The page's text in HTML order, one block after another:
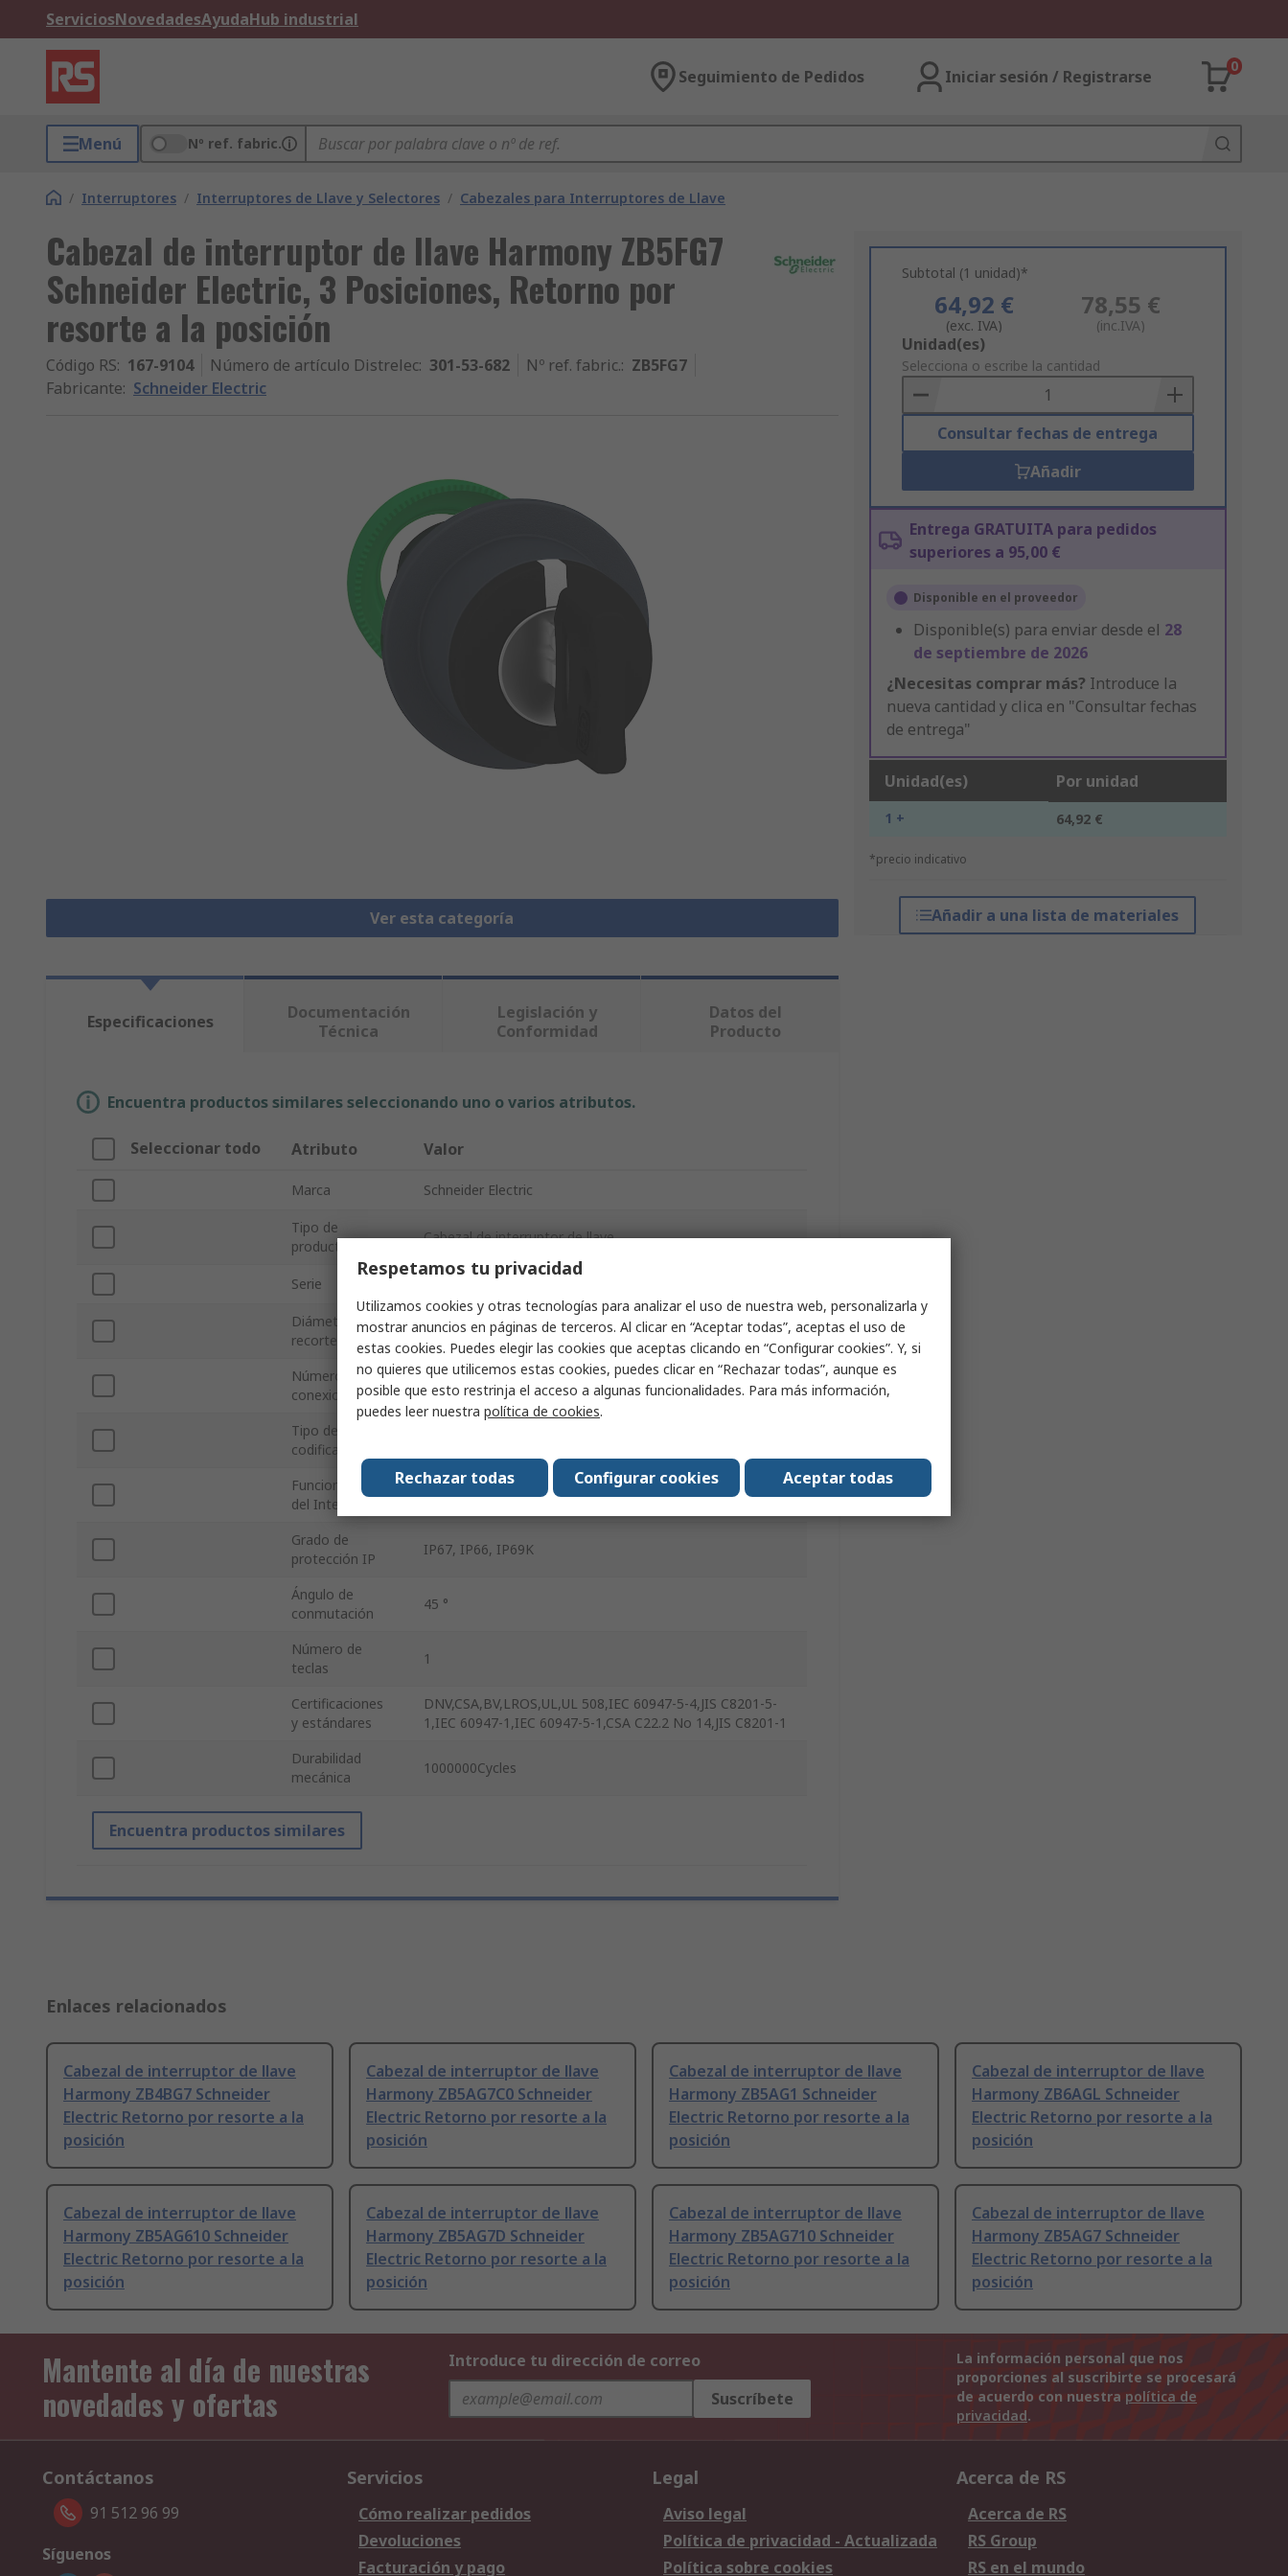
ServiciosNovedadesAyudaHub industrial
Seguimiento de Pedidos Iniciar sesión / Registrarse
0
Menú Nº ref. fabric.
/ Interruptores / Interruptores de Llave y Selectores / Cabezales para Interruptores de Llave
Cabezal de interruptor de llave Harmony ZB5FG7
Schneider Electric, 3 Posiciones, Retorno por
resorte a la posición
Código RS: 167-9104 Número de artículo Distrelec: 301-53-682 Nº ref. fabric.: ZB5FG7
Fabricante: Schneider Electric
Ver esta categoría
Subtotal (1 unidad)*
64,92 €
(exc. IVA)
78,55 €
(inc.IVA)
Add
to
Basket
Unidad(es)
Selecciona o escribe la cantidad
Consultar fechas de entrega
Añadir
Entrega GRATUITA para pedidos
superiores a 95,00 €
Disponible en el proveedor
Disponible(s) para enviar desde el 28
de septiembre de 2026
¿Necesitas comprar más? Introduce la
nueva cantidad y clica en "Consultar fechas
de entrega"
Unidad(es) Por unidad
1 + 64,92 €
*precio indicativo
Añadir a una lista de materiales
Especificaciones
Documentación
Técnica
Legislación y
Conformidad
Datos del
Producto
Encuentra productos similares seleccionando uno o varios atributos.
Seleccionar todo Atributo Valor
Marca Schneider Electric
Tipo de
producto
Cabezal de interruptor de llave
Serie
Diámetro de
recorte
30mm
Número de
conexiones
3
Tipo de
codificación
Funcionamiento
del Interruptor
Retorno por resorte a la posición central
Grado de
protección IP
IP67, IP66, IP69K
Ángulo de
conmutación
45 °
Número de
teclas
1
Certificaciones
y estándares
DNV,CSA,BV,LROS,UL,UL 508,IEC 60947-5-4,JIS C8201-5-
1,IEC 60947-1,IEC 60947-5-1,CSA C22.2 No 14,JIS C8201-1
Durabilidad
mecánica
1000000Cycles
Encuentra productos similares
Enlaces relacionados
Cabezal de interruptor de llave
Harmony ZB4BG7 Schneider
Electric Retorno por resorte a la
posición
Cabezal de interruptor de llave
Harmony ZB5AG7C0 Schneider
Electric Retorno por resorte a la
posición
Cabezal de interruptor de llave
Harmony ZB5AG1 Schneider
Electric Retorno por resorte a la
posición
Cabezal de interruptor de llave
Harmony ZB6AGL Schneider
Electric Retorno por resorte a la
posición
Cabezal de interruptor de llave
Harmony ZB5AG610 Schneider
Electric Retorno por resorte a la
posición
Cabezal de interruptor de llave
Harmony ZB5AG7D Schneider
Electric Retorno por resorte a la
posición
Cabezal de interruptor de llave
Harmony ZB5AG710 Schneider
Electric Retorno por resorte a la
posición
Cabezal de interruptor de llave
Harmony ZB5AG7 Schneider
Electric Retorno por resorte a la
posición
Mantente al día de nuestras
novedades y ofertas
Introduce tu dirección de correo
Suscríbete
La información personal que nos
proporciones al suscribirte se procesará
de acuerdo con nuestra política de
privacidad.
Contáctanos
91 512 96 99
Síguenos
Servicios
Cómo realizar pedidos
Devoluciones
Facturación y pago
Legal
Aviso legal
Política de privacidad - Actualizada
Política sobre cookies
Acerca de RS
Acerca de RS
RS Group
RS en el mundo
Respetamos tu privacidad
Utilizamos cookies y otras tecnologías para analizar el uso de nuestra web, personalizarla y
mostrar anuncios en páginas de terceros. Al clicar en “Aceptar todas”, aceptas el uso de
estas cookies. Puedes elegir las cookies que aceptas clicando en “Configurar cookies”. Y, si
no quieres que utilicemos estas cookies, puedes clicar en “Rechazar todas”, aunque es
posible que esto restrinja el acceso a algunas funcionalidades. Para más información,
puedes leer nuestra política de cookies.
Aceptar todas
Configurar cookies
Rechazar todas